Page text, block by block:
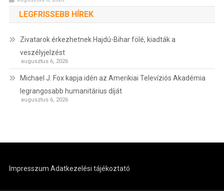
LEGFRISSEBB HÍREK
Zivatarok érkezhetnek Hajdú-Bihar fölé, kiadták a
veszélyjelzést
augusztus 6, 2026
Michael J. Fox kapja idén az Amerikiai Televíziós Akadémia
legrangosabb humanitárius díját
augusztus 6, 2026
Impresszum Adatkezelési tájékoztató